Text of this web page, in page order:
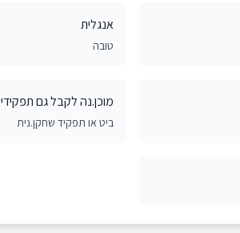
אנגלית
טובה
מוכן.נה לקבל גם תפקידי
ביט או תפקיד שחקן.נית